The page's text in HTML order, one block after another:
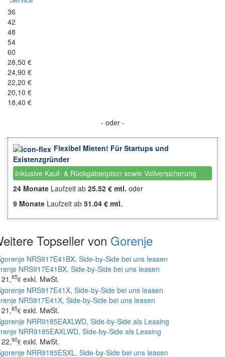
36
42
48
54
60
28,50 €
24,90 €
22,20 €
20,10 €
18,40 €
- oder -
Flexibel Mieten! Für Startups und
Existenzgründer
Inklusive Kauf- & Rückgabeoption sowie Vollversicherung
24 Monate Laufzeit ab 25.52 € mtl. oder
9 Monate Laufzeit ab 51.04 € mtl.
Topseller von Gorenje
NRS917E41BX, Side-by-Side bei uns leasen
21,65€ exkl. MwSt.
NRS917E41X, Side-by-Side bei uns leasen
21,65€ exkl. MwSt.
NRR9185EAXLWD, Side-by-Side als Leasing
22,90€ exkl. MwSt.